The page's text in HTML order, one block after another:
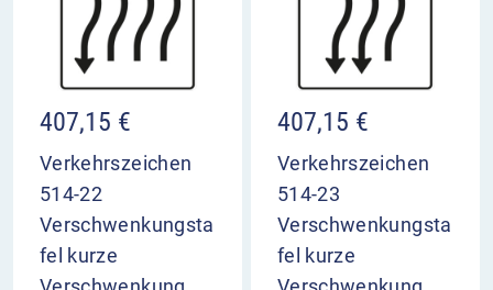
407,15 €
Verkehrszeichen
514-22
Verschwenkungsta
fel kurze
407,15 €
Verkehrszeichen
514-23
Verschwenkungsta
fel kurze